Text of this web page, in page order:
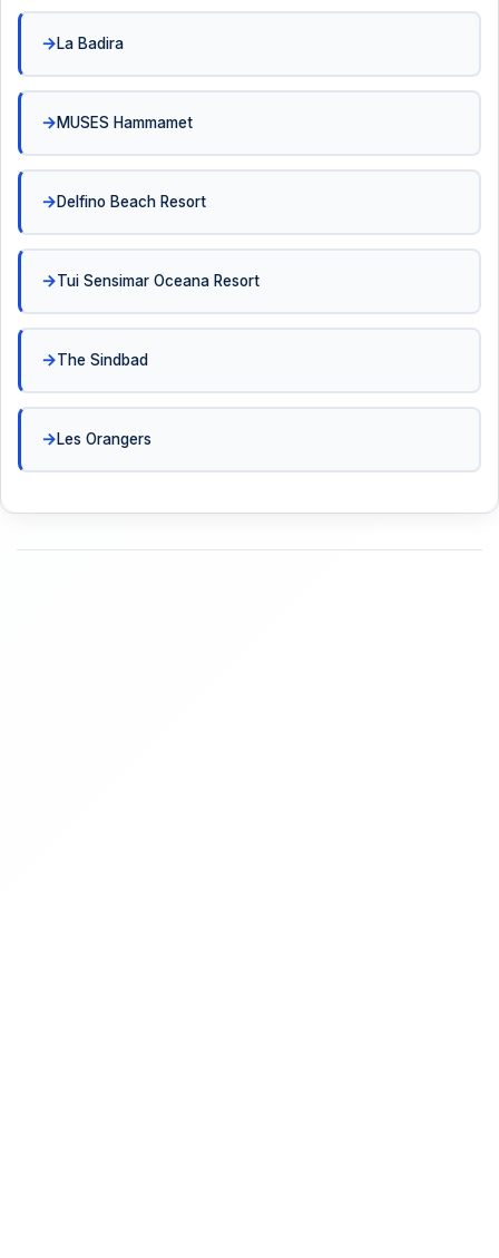
La Badira
MUSES Hammamet
Delfino Beach Resort
Tui Sensimar Oceana Resort
The Sindbad
Les Orangers